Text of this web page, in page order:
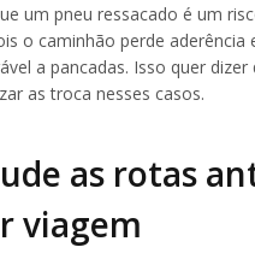
um pneu ressacado é um
o caminhão perde aderência
a pancadas. Isso quer
as troca nesses casos.
as rotas
viagem